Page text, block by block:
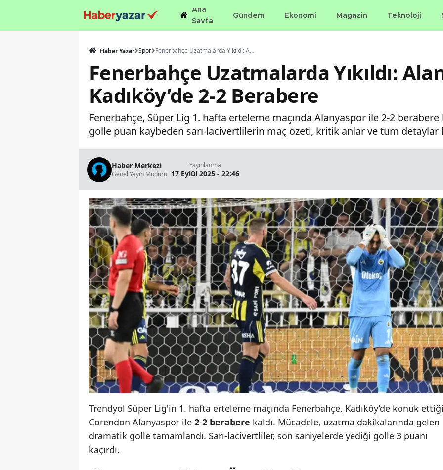
Ana
Sayfa
Gündem Ekonomi Magazin Teknoloji
Haber Yazar Spor Fenerbahçe Uzatmalarda Yıkıldı: Alanyaspor’la Kadıköy’de 2-2 Berabere
Fenerbahçe Uzatmalarda Yıkıldı:
Kadıköy’de 2-2 Berabere
Fenerbahçe, Süper Lig 1. hafta erteleme maçında Alanyaspor ile 2-2 berabere
golle puan kaybeden sarı-lacivertlilerin maç özeti, kritik anlar ve tüm detaylar
Haber Merkezi
Genel Yayın Müdürü
Yayınlanma
17 Eylül 2025 - 22:46
Trendyol Süper Lig'in 1. hafta erteleme maçında Fenerbahçe, Kadıköy’de konuk ettiği
Corendon Alanyaspor ile 2-2 berabere kaldı. Mücadele, uzatma dakikalarında gelen
dramatik golle tamamlandı. Sarı-lacivertliler, son saniyelerde yediği golle 3 puanı
kaçırdı.